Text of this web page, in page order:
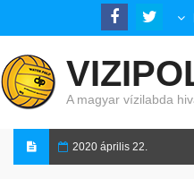
A magyar vízilabda
2020 április 22.